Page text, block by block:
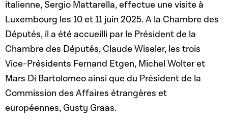
italienne, Sergio Mattarella, effectue une visite à
Luxembourg les 10 et 11 juin 2025. A la Chambre des
Députés, il a été accueilli par le Président de la
Chambre des Députés, Claude Wiseler, les trois
Vice-Présidents Fernand Etgen, Michel Wolter et
Mars Di Bartolomeo ainsi que du Président de la
Commission des Affaires étrangères et
européennes, Gusty Graas.